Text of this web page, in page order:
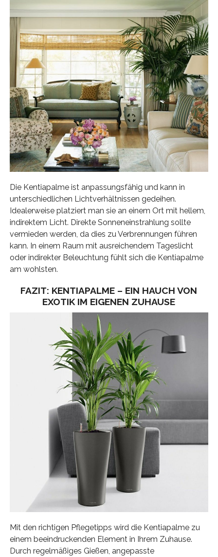
Die Kentiapalme ist anpassungsfähig und kann in
unterschiedlichen Lichtverhältnissen gedeihen.
Idealerweise platziert man sie an einem Ort mit hellem,
indirektem Licht. Direkte Sonneneinstrahlung sollte
vermieden werden, da dies zu Verbrennungen führen
kann. In einem Raum mit ausreichendem Tageslicht
oder indirekter Beleuchtung fühlt sich die Kentiapalme
am wohlsten.
FAZIT: KENTIAPALME – EIN HAUCH VON
EXOTIK IM EIGENEN ZUHAUSE
Mit den richtigen Pflegetipps wird die Kentiapalme zu
einem beeindruckenden Element in Ihrem Zuhause.
Durch regelmäßiges Gießen, angepasste